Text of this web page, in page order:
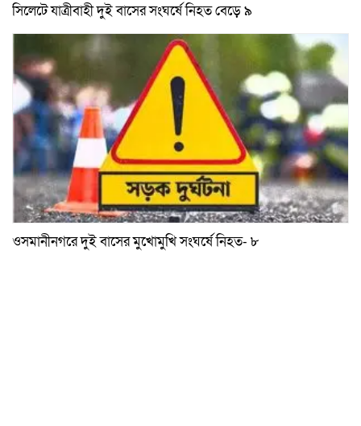
সিলেটে যাত্রীবাহী দুই বাসের সংঘর্ষে নিহত বেড়ে ৯
ওসমানীনগরে দুই বাসের মুখোমুখি সংঘর্ষে নিহত- ৮